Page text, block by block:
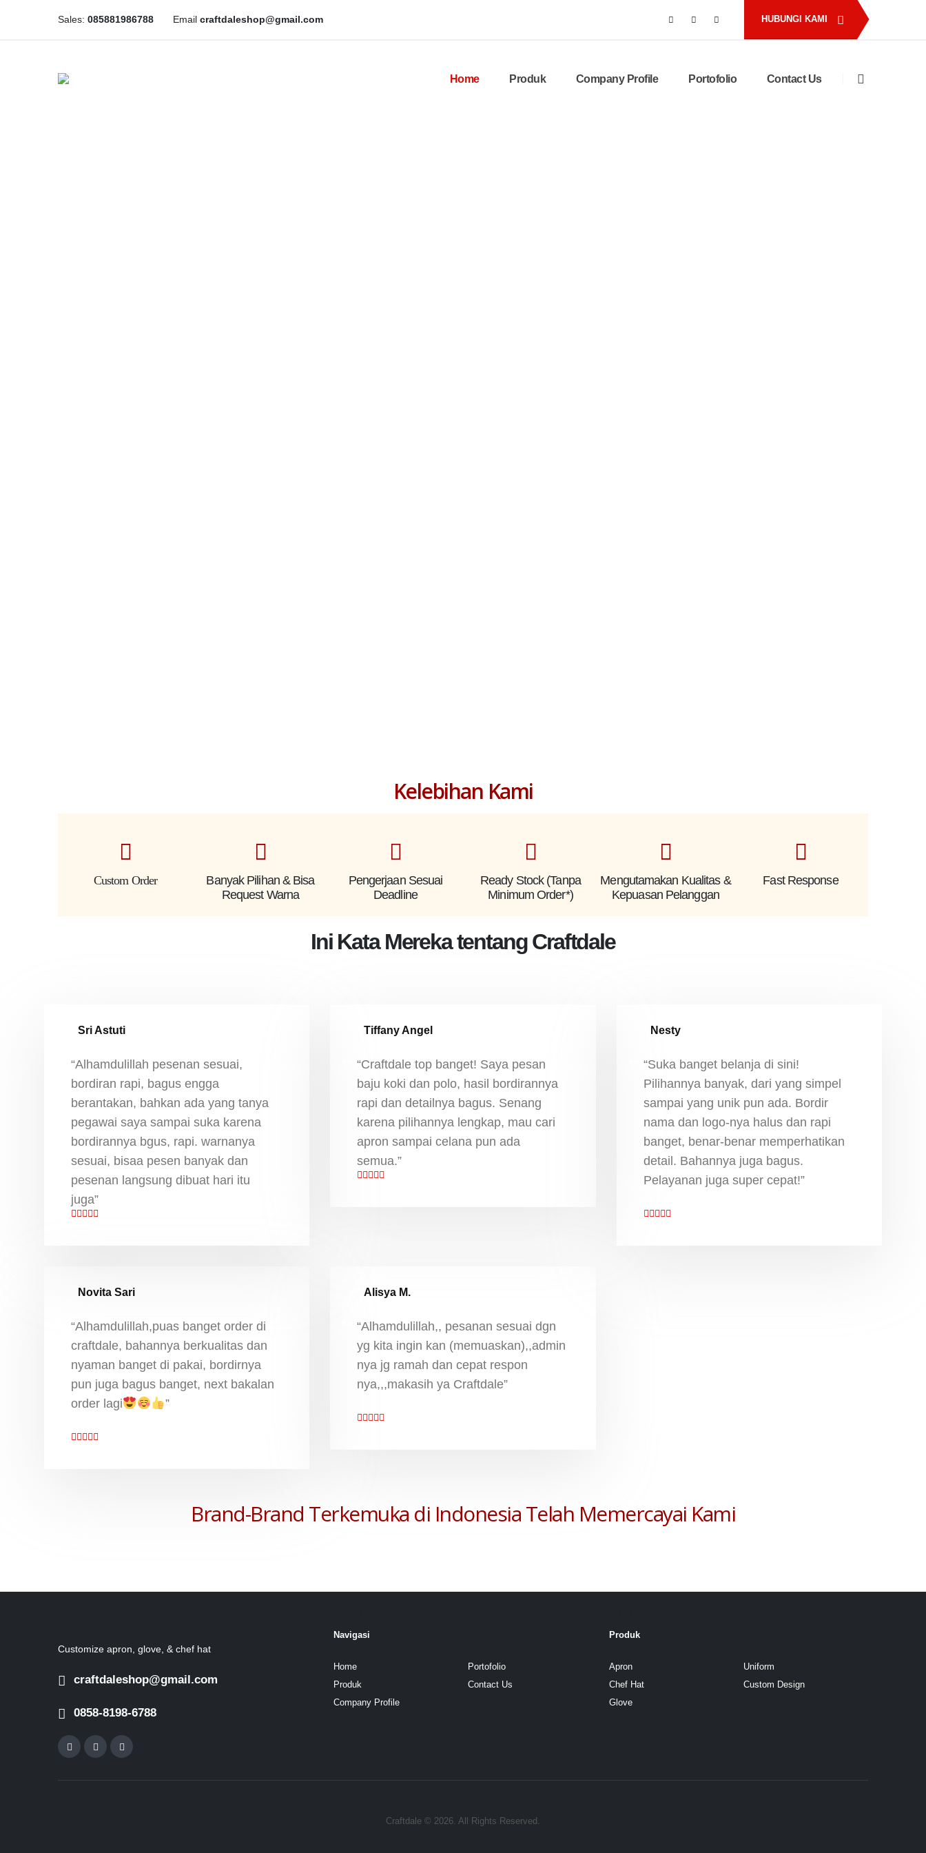
Sales: 085881986788 Email craftdaleshop@gmail.com HUBUNGI KAMI
Home Produk Company Profile Portofolio Contact Us
Kelebihan Kami
Custom Order
Banyak Pilihan & Bisa
Request Warna
Pengerjaan Sesuai
Deadline
Ready Stock (Tanpa
Minimum Order*)
Mengutamakan Kualitas &
Kepuasan Pelanggan
Fast Response
Ini Kata Mereka tentang Craftdale
Sri Astuti
“Alhamdulillah pesenan sesuai,
bordiran rapi, bagus engga
berantakan, bahkan ada yang tanya
pegawai saya sampai suka karena
bordirannya bgus, rapi. warnanya
sesuai, bisaa pesen banyak dan
pesenan langsung dibuat hari itu
juga”
Tiffany Angel
“Craftdale top banget! Saya pesan
baju koki dan polo, hasil bordirannya
rapi dan detailnya bagus. Senang
karena pilihannya lengkap, mau cari
apron sampai celana pun ada
semua.”
Nesty
“Suka banget belanja di sini!
Pilihannya banyak, dari yang simpel
sampai yang unik pun ada. Bordir
nama dan logo-nya halus dan rapi
banget, benar-benar memperhatikan
detail. Bahannya juga bagus.
Pelayanan juga super cepat!”
Novita Sari
“Alhamdulillah,puas banget order di
craftdale, bahannya berkualitas dan
nyaman banget di pakai, bordirnya
pun juga bagus banget, next bakalan
order lagi
”
Alisya M.
“Alhamdulillah,, pesanan sesuai dgn
yg kita ingin kan (memuaskan),,admin
nya jg ramah dan cepat respon
nya,,,makasih ya Craftdale”
Brand-Brand Terkemuka di Indonesia Telah Memercayai Kami
Customize apron, glove, & chef hat
craftdaleshop@gmail.com
0858-8198-6788
Navigasi
Home
Produk
Company Profile
Portofolio
Contact Us
Produk
Apron
Chef Hat
Glove
Uniform
Custom Design
Craftdale © 2026. All Rights Reserved.